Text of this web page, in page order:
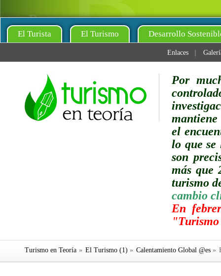
El Turista El Turismo Desarrollo
Enlaces
Por
mantiene
el
lo que se
son
más que
turismo
cambio
En
Turismo en Teoría » El Turismo (1) » Calentamiento Global @es »